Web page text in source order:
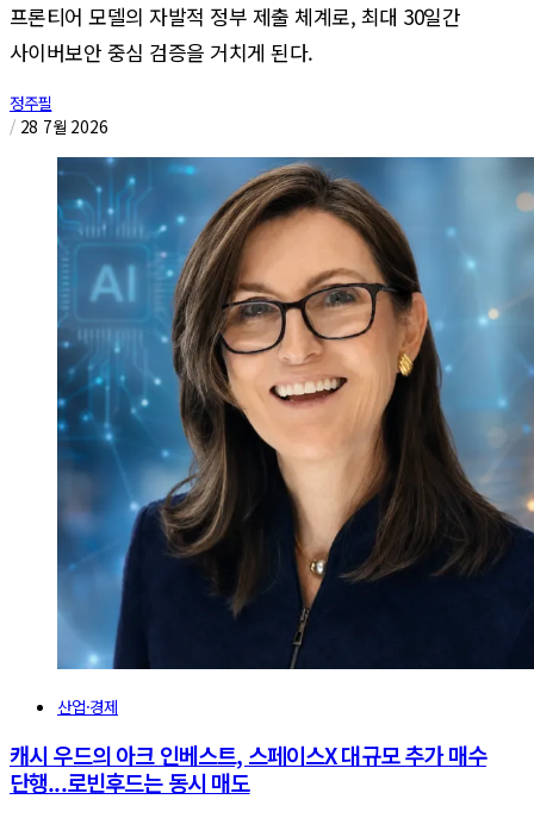
프론티어 모델의 자발적 정부 제출 체계로, 최대 30일간
사이버보안 중심 검증을 거치게 된다.
정주필
/ 28 7월 2026
산업·경제
캐시 우드의 아크 인베스트, 스페이스X 대규모 추가 매수
단행...로빈후드는 동시 매도